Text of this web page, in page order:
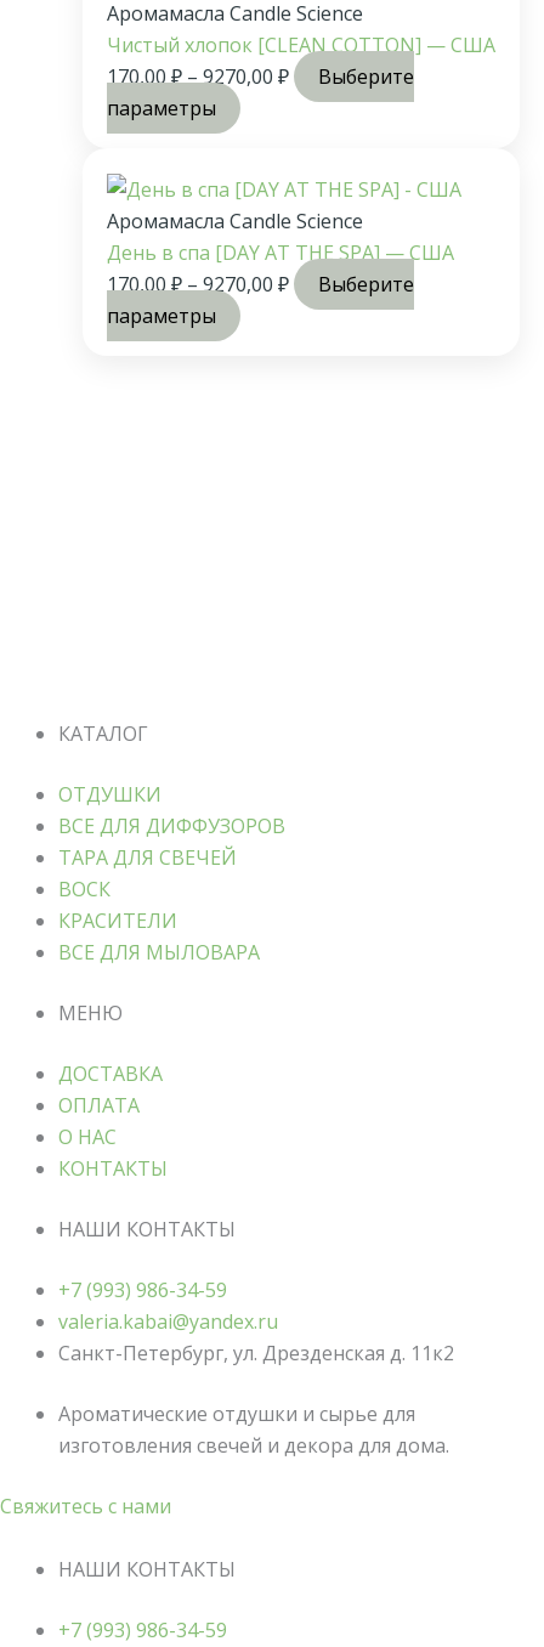
Аромамасла Candle Science
Чистый хлопок [CLEAN COTTON] — США
170,00₽–9270,00 ₽
Выберите
параметры
Аромамасла Candle Science
День в спа [DAY AT THE SPA] — США
170,00₽–9270,00 ₽
Выберите
параметры
КАТАЛОГ
ОТДУШКИ
ВСЕ ДЛЯ ДИФФУЗОРОВ
ТАРА ДЛЯ СВЕЧЕЙ
ВОСК
КРАСИТЕЛИ
ВСЕ ДЛЯ МЫЛОВАРА
МЕНЮ
ДОСТАВКА
ОПЛАТА
О НАС
КОНТАКТЫ
НАШИ КОНТАКТЫ
+7 (993) 986-34-59
valeria.kabai@yandex.ru
Санкт-Петербург, ул. Дрезденская д. 11к2
Ароматические отдушки и сырье для
изготовления свечей и декора для дома.
Свяжитесь с нами
НАШИ КОНТАКТЫ
+7 (993) 986-34-59